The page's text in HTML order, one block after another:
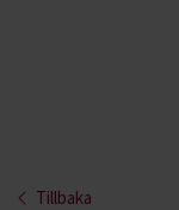
Tillbaka